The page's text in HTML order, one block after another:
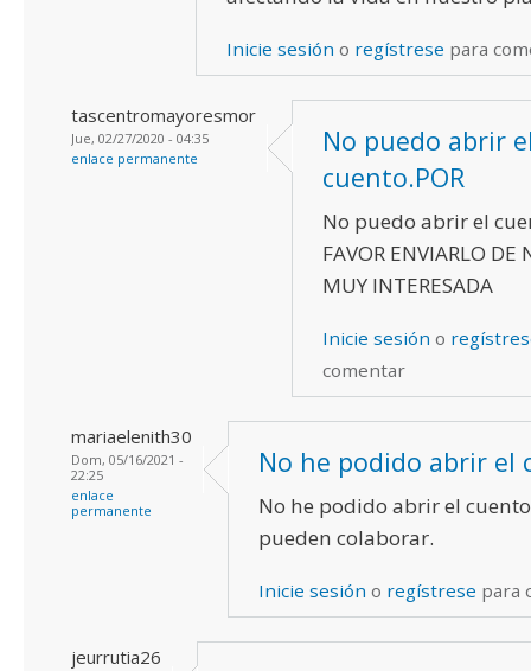
Inicie sesión o regístrese para
tascentromayoresmor
Jue, 02/27/2020 - 04:35
enlace permanente
No puedo abrir
cuento.POR
No puedo abrir el
FAVOR ENVIARLO DE
MUY INTERESADA
Inicie sesión o
comentar
mariaelenith30
Dom, 05/16/2021 -
22:25
enlace
permanente
No he podido abrir el
No he podido abrir el
pueden colaborar.
Inicie sesión o regístrese para
jeurrutia26